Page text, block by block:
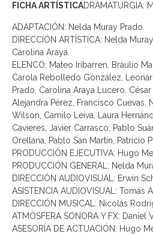
FICHA ARTÍSTICADRAMATURGIA:
ADAPTACIÓN: Nelda Muray Prado.
DIRECCIÓN ARTÍSTICA: Nelda
Carolina Araya.
ELENCO: Mateo Iribarren, Braulio
Carola Rebolledo González,
Prado, Carolina Araya Lucero,
Alejandra Pérez, Francisco Cuevas,
Wilson, Camilo Leiva, Laura
Cavieres, Javier Carrasco, Pablo
Orellana, Pablo San Martín, Patricio
PRODUCCIÓN EJECUTIVA: Hugo
PRODUCCIÓN GENERAL: Nelda
DIRECCIÓN AUDIOVISUAL: Erwin
ASISTENCIA AUDIOVISUAL: Tomás
DIRECCIÓN MUSICAL: Nicolás
ATMÓSFERA SONORA Y FX: Daniel
ASESORÍA DE ACTUACIÓN: Hugo